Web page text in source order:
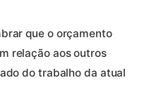
que o orçamento
relação aos outros
do trabalho da atual